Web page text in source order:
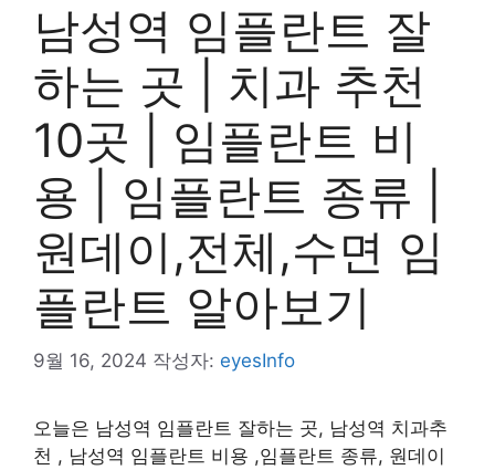
남성역 임플란트 잘
하는 곳 | 치과 추천
10곳 | 임플란트 비
용 | 임플란트 종류 |
원데이,전체,수면 임
플란트 알아보기
9월 16, 2024 작성자: eyesInfo
오늘은 남성역 임플란트 잘하는 곳, 남성역 치과추
천 , 남성역 임플란트 비용 ,임플란트 종류, 원데이